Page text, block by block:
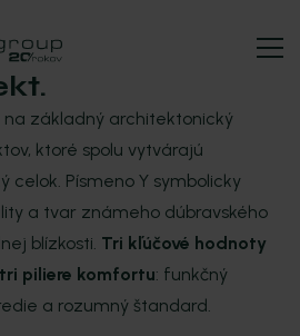
na základný architektonický
ktoré spolu vytvárajú
celok. Písmeno Y symbolicky
a tvar známeho dúbravského
blízkosti. Tri kľúčové hodnoty
piliere komfortu: funkčný
a rozumný štandard.